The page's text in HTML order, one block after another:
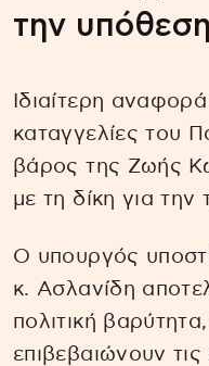
την
Ιδιαίτερη
καταγγελίες του
βάρος της Ζωής
με τη δίκη για
Ο υπουργός
κ. Ασλανίδη
πολιτική
επιβεβαιώνουν